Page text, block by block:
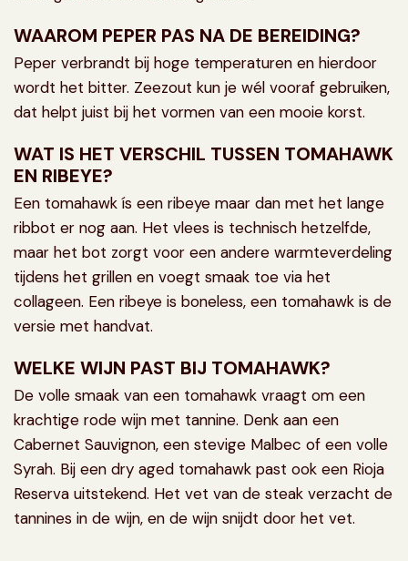
WAAROM PEPER PAS NA DE BEREIDING?
Peper verbrandt bij hoge temperaturen en hierdoor
wordt het bitter. Zeezout kun je wél vooraf gebruiken,
dat helpt juist bij het vormen van een mooie korst.
WAT IS HET VERSCHIL TUSSEN TOMAHAWK
EN RIBEYE?
Een tomahawk ís een ribeye maar dan met het lange
ribbot er nog aan. Het vlees is technisch hetzelfde,
maar het bot zorgt voor een andere warmteverdeling
tijdens het grillen en voegt smaak toe via het
collageen. Een ribeye is boneless, een tomahawk is de
versie met handvat.
WELKE WIJN PAST BIJ TOMAHAWK?
De volle smaak van een tomahawk vraagt om een
krachtige rode wijn met tannine. Denk aan een
Cabernet Sauvignon, een stevige Malbec of een volle
Syrah. Bij een dry aged tomahawk past ook een Rioja
Reserva uitstekend. Het vet van de steak verzacht de
tannines in de wijn, en de wijn snijdt door het vet.